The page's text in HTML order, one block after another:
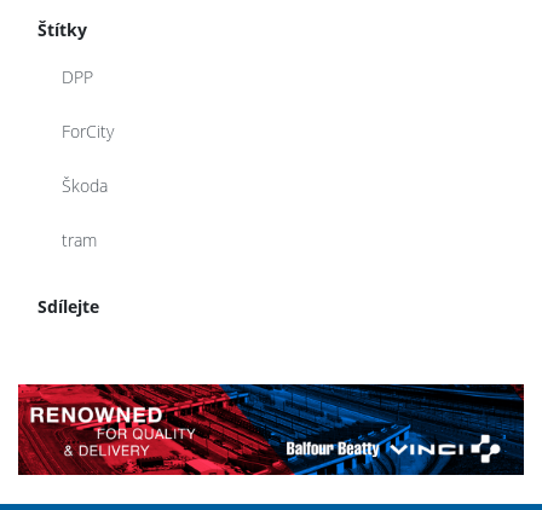
Štítky
DPP
ForCity
Škoda
tram
Sdílejte